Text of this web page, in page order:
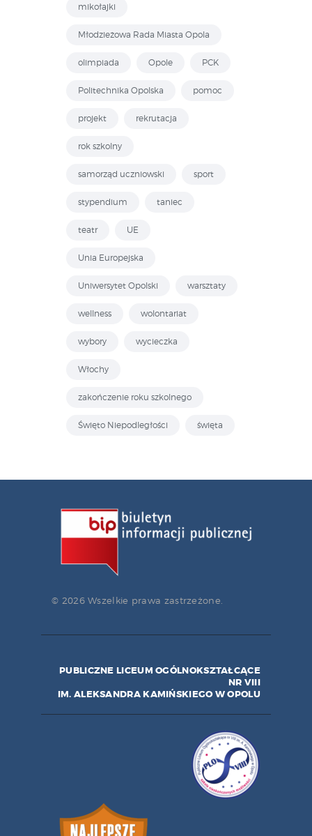
mikołajki
Młodzieżowa Rada Miasta Opola
olimpiada Opole PCK
Politechnika Opolska pomoc
projekt rekrutacja
rok szkolny
samorząd uczniowski sport
stypendium taniec
teatr UE
Unia Europejska
Uniwersytet Opolski warsztaty
wellness wolontariat
wybory wycieczka
Włochy
zakończenie roku szkolnego
Święto Niepodległości święta
© 2026 Wszelkie prawa zastrzeżone.
PUBLICZNE LICEUM OGÓLNOKSZTAŁCĄCE
NR VIII
IM. ALEKSANDRA KAMIŃSKIEGO W OPOLU